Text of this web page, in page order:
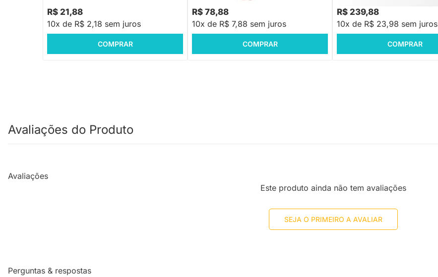
R$ 21,88
10x de R$ 2,18 sem juros
COMPRAR
R$ 78,88
10x de R$ 7,88 sem juros
COMPRAR
R$ 239,88
10x de R$ 23,98 sem juros
COMPRAR
Avaliações do Produto
Avaliações
Este produto ainda não tem avaliações
SEJA O PRIMEIRO A AVALIAR
Perguntas & respostas